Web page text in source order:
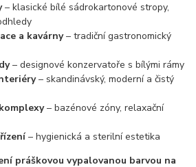
– klasické bílé sádrokartonové stropy,
a kavárny– tradiční gastronomický
– designové konzervatoře s bílými rámy
– skandinávský, moderní a čistý
– bazénové zóny, relaxační
– hygienická a sterilní estetika
práškovou vypalovanou barvou na